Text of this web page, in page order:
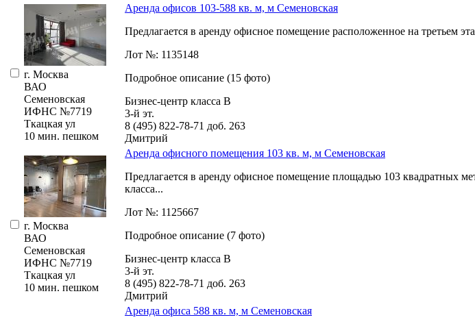
г. Москва
ВАО
Семеновская
ИФНС №7719
Ткацкая ул
10 мин. пешком
Аренда офисов 103-588 кв. м, м Семеновская
Предлагается в аренду офисное помещение расположенное на третьем
Лот №: 1135148
Подробное описание (15 фото)
Бизнес-центр класса В
3-й эт.
8 (495) 822-78-71 доб. 263
Дмитрий
г. Москва
ВАО
Семеновская
ИФНС №7719
Ткацкая ул
10 мин. пешком
Аренда офисного помещения 103 кв. м, м Семеновская
Предлагается в аренду офисное помещение площадью 103 квадратных
класса...
Лот №: 1125667
Подробное описание (7 фото)
Бизнес-центр класса В
3-й эт.
8 (495) 822-78-71 доб. 263
Дмитрий
Аренда офиса 588 кв. м, м Семеновская